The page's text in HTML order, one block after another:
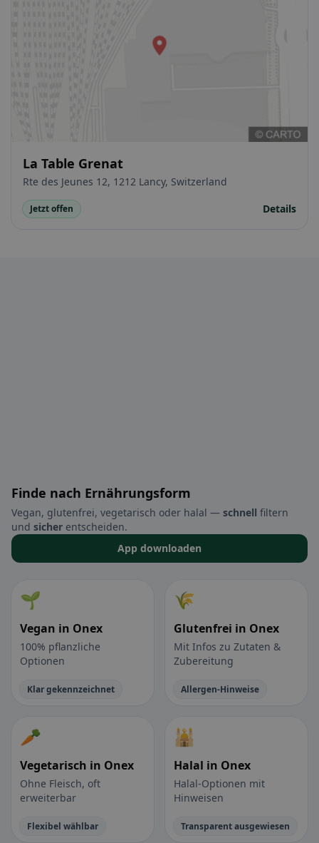
La Table Grenat
Rte des Jeunes 12, 1212 Lancy, Switzerland
Jetzt offen Details
Finde nach Ernährungsform
Vegan, glutenfrei, vegetarisch oder halal — schnell filtern
und sicher entscheiden.
App downloaden
🌱
Vegan in Onex
100% pflanzliche
Optionen
Klar gekennzeichnet
🌾
Glutenfrei in Onex
Mit Infos zu Zutaten &
Zubereitung
Allergen-Hinweise
🥕
Vegetarisch in Onex
Ohne Fleisch, oft
erweiterbar
Flexibel wählbar
🕌
Halal in Onex
Halal-Optionen mit
Hinweisen
Transparent ausgewiesen